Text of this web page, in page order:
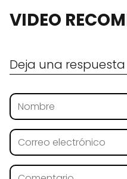
VIDEO
Deja una respuesta